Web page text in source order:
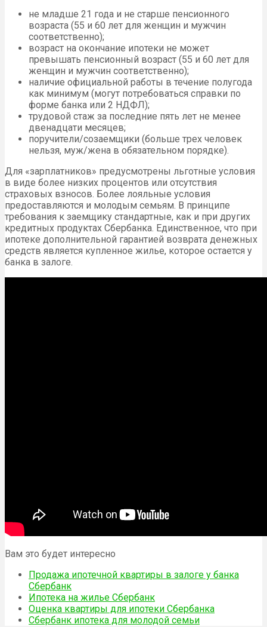
не младше 21 года и не старше пенсионного
возраста (55 и 60 лет для женщин и мужчин
соответственно);
возраст на окончание ипотеки не может
превышать пенсионный возраст (55 и 60 лет для
женщин и мужчин соответственно);
наличие официальной работы в течение полугода
как минимум (могут потребоваться справки по
форме банка или 2 НДФЛ);
трудовой стаж за последние пять лет не менее
двенадцати месяцев;
поручители/созаемщики (больше трех человек
нельзя, муж/жена в обязательном порядке).
Для «зарплатников» предусмотрены льготные условия
в виде более низких процентов или отсутствия
страховых взносов. Более лояльные условия
предоставляются и молодым семьям. В принципе
требования к заемщику стандартные, как и при других
кредитных продуктах Сбербанка. Единственное, что при
ипотеке дополнительной гарантией возврата денежных
средств является купленное жилье, которое остается у
банка в залоге.
Вам это будет интересно
Продажа ипотечной квартиры в залоге у банка
Сбербанк
Ипотека на жилье Сбербанк
Оценка квартиры для ипотеки Сбербанка
Сбербанк ипотека для молодой семьи